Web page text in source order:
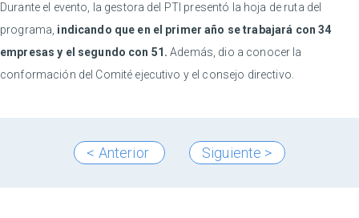
Durante el evento, la gestora del PTI presentó la hoja de ruta del
programa, indicando que en el primer año se trabajará con 34
empresas y el segundo con 51. Además, dio a conocer la
conformación del Comité ejecutivo y el consejo directivo.
< Anterior Siguiente >